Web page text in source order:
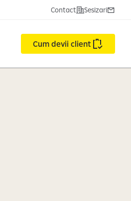
Contact Sesizari
Cum devii client